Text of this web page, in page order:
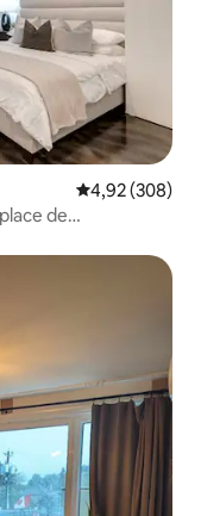
Note
4,92 (308)
de